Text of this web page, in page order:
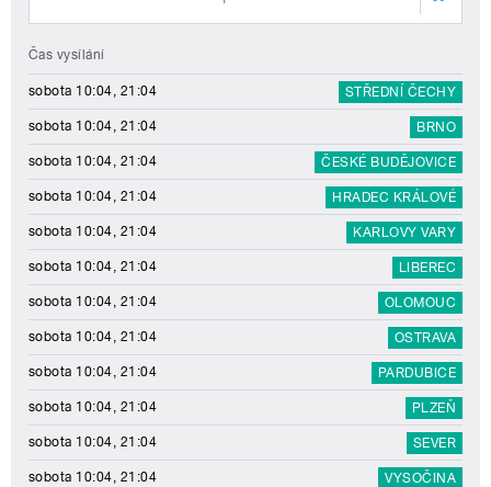
Čas vysílání
sobota 10:04, 21:04 STŘEDNÍ ČECHY
sobota 10:04, 21:04 BRNO
sobota 10:04, 21:04 ČESKÉ BUDĚJOVICE
sobota 10:04, 21:04 HRADEC KRÁLOVÉ
sobota 10:04, 21:04 KARLOVY VARY
sobota 10:04, 21:04 LIBEREC
sobota 10:04, 21:04 OLOMOUC
sobota 10:04, 21:04 OSTRAVA
sobota 10:04, 21:04 PARDUBICE
sobota 10:04, 21:04 PLZEŇ
sobota 10:04, 21:04 SEVER
sobota 10:04, 21:04 VYSOČINA